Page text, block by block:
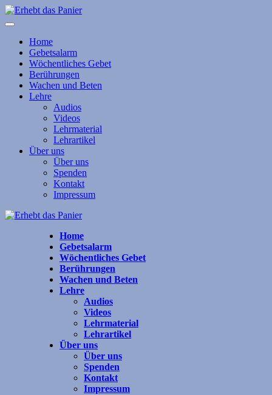
Home
Gebetsalarm
Wöchentliches Gebet
Berührungen
Wachen und Beten
Lehre
Audios
Videos
Lehrmaterial
Lehrartikel
Über uns
Über uns
Spenden
Kontakt
Impressum
Home
Gebetsalarm
Wöchentliches Gebet
Berührungen
Wachen und Beten
Lehre
Audios
Videos
Lehrmaterial
Lehrartikel
Über uns
Über uns
Spenden
Kontakt
Impressum